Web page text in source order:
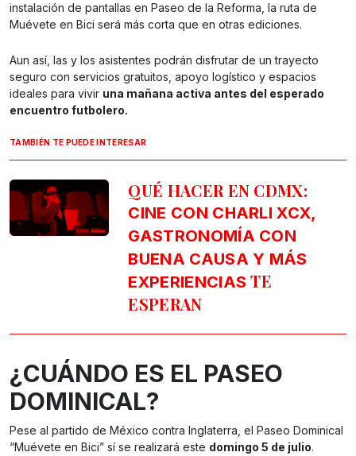
instalación de pantallas en Paseo de la Reforma, la ruta de
Muévete en Bici será más corta que en otras ediciones.
Aun así, las y los asistentes podrán disfrutar de un trayecto
seguro con servicios gratuitos, apoyo logístico y espacios
ideales para vivir una mañana activa antes del esperado
encuentro futbolero.
TAMBIÉN TE PUEDE INTERESAR
QUÉ HACER EN CDMX:
CINE CON CHARLI XCX,
GASTRONOMÍA CON
BUENA CAUSA Y MÁS
EXPERIENCIAS TE
ESPERAN
¿CUÁNDO ES EL PASEO
DOMINICAL?
Pese al partido de México contra Inglaterra, el Paseo Dominical
“Muévete en Bici” sí se realizará este domingo 5 de julio.